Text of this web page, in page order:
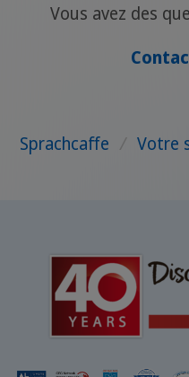
Vous avez des
Sprachcaffe / Votre